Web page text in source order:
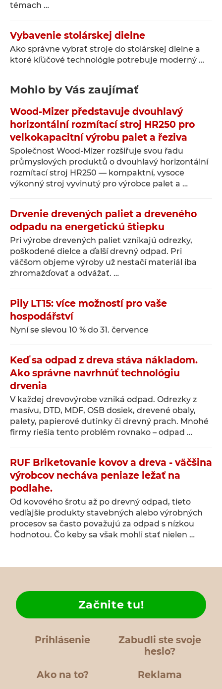
témach …
Vybavenie stolárskej dielne
Ako správne vybrať stroje do stolárskej dielne a
ktoré kľúčové technológie potrebuje moderný …
Mohlo by Vás zaujímať
Wood-Mizer představuje dvouhlavý
horizontální rozmítací stroj HR250 pro
velkokapacitní výrobu palet a řeziva
Společnost Wood-Mizer rozšiřuje svou řadu
průmyslových produktů o dvouhlavý horizontální
rozmítací stroj HR250 — kompaktní, vysoce
výkonný stroj vyvinutý pro výrobce palet a …
Drvenie drevených paliet a dreveného
odpadu na energetickú štiepku
Pri výrobe drevených paliet vznikajú odrezky,
poškodené dielce a ďalší drevný odpad. Pri
väčšom objeme výroby už nestačí materiál iba
zhromažďovať a odvážať. …
Pily LT15: více možností pro vaše
hospodářství
Nyní se slevou 10 % do 31. července
Keď sa odpad z dreva stáva nákladom.
Ako správne navrhnúť technológiu
drvenia
V každej drevovýrobe vzniká odpad. Odrezky z
masívu, DTD, MDF, OSB dosiek, drevené obaly,
palety, papierové dutinky či drevný prach. Mnohé
firmy riešia tento problém rovnako – odpad …
RUF Briketovanie kovov a dreva - väčšina
výrobcov necháva peniaze ležať na
podlahe.
Od kovového šrotu až po drevný odpad, tieto
vedľajšie produkty stavebných alebo výrobných
procesov sa často považujú za odpad s nízkou
hodnotou. Čo keby sa však mohli stať nielen …
Prihlásenie
Zabudli ste svoje
heslo?
Ako na to?
Začnite tu!
Reklama